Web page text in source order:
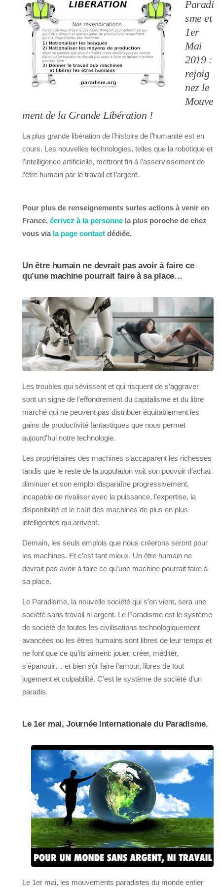
Paradi
sme et
1er
Mai
2019 :
rejoig
nez le
Mouve
ment de la Grande Libération !
La plus grande libération de l’histoire de l’humanité est en
cours. Les nouvelles technologies, telles que la robotique et
l’intelligence artificielle, mettront fin à l’asservissement de
l’être humain par le travail et l’argent.
Pour plus de renseignements surles actions à venir en
France, écrivez à la personne la plus poroche de chez
vous via la page contact dédiée.
Un être humain ne devrait pas avoir à faire ce
qu’une machine pourrait faire à sa place…
Les troubles qui sévissent et qui risquent de s’aggraver
sont un signe de l’effondrement du capitalisme et du libre
marché qui ne peuvent pas distribuer équitablement les
gains de productivité fantastiques que nous permet
aujourd’hui notre technologie.
Les propriétaires des machines s’accaparent les richesses
tandis que le reste de la population voit son pouvoir d’achat
diminuer et son emploi disparaître progressivement,
incapable de rivaliser avec la puissance, l’expertise, la
disponibilité et le coût des machines de plus en plus
intelligentes qui arrivent.
Demain, les seuls emplois que nous créerons seront pour
les machines. Et c’est tant mieux. Un être humain ne
devrait pas avoir à faire ce qu’une machine pourrait faire à
sa place.
Le Paradisme, la nouvelle société qui s’en vient, sera une
société sans travail ni argent. Le Paradisme est le système
de société de toutes les civilisations technologiquement
avancées où les êtres humains sont libres de leur temps et
ne font que ce qu’ils aiment: jouer, créer, méditer,
s’épanouir… et bien sûr faire l’amour, libres de tout
jugement et culpabilité. C’est le système de société d’un
paradis.
Le 1er mai, Journée Internationale du Paradisme.
Le 1er mai, les mouvements paradistes du monde entier